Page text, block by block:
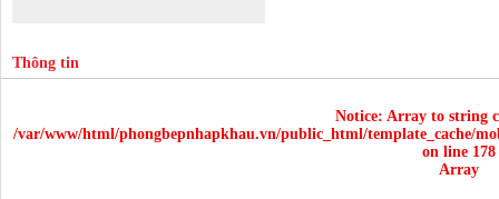
Thông tin
Notice: Array to string
/var/www/html/phongbepnhapkhau.vn/public_html/template_cache/
on line 178
Array